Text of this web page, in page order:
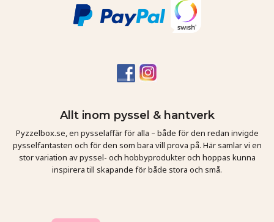
Allt inom pyssel & hantverk
Pyzzelbox.se, en pysselaffär för alla – både för den redan invigde
pysselfantasten och för den som bara vill prova på. Här samlar vi en
stor variation av pyssel- och hobbyprodukter och hoppas kunna
inspirera till skapande för både stora och små.